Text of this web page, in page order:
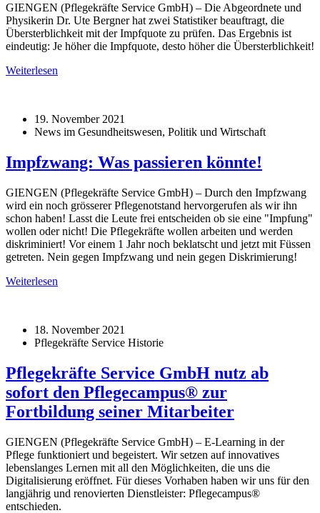
GIENGEN (Pflegekräfte Service GmbH) – Die Abgeordnete und
Physikerin Dr. Ute Bergner hat zwei Statistiker beauftragt, die
Übersterblichkeit mit der Impfquote zu prüfen. Das Ergebnis ist
eindeutig: Je höher die Impfquote, desto höher die Übersterblichkeit!
Weiterlesen
19. November 2021
News im Gesundheitswesen, Politik und Wirtschaft
Impfzwang: Was passieren könnte!
GIENGEN (Pflegekräfte Service GmbH) – Durch den Impfzwang
wird ein noch grösserer Pflegenotstand hervorgerufen als wir ihn
schon haben! Lasst die Leute frei entscheiden ob sie eine "Impfung"
wollen oder nicht! Die Pflegekräfte wollen arbeiten und werden
diskriminiert! Vor einem 1 Jahr noch beklatscht und jetzt mit Füssen
getreten. Nein gegen Impfzwang und nein gegen Diskrimierung!
Weiterlesen
18. November 2021
Pflegekräfte Service Historie
Pflegekräfte Service GmbH nutz ab
sofort den Pflegecampus® zur
Fortbildung seiner Mitarbeiter
GIENGEN (Pflegekräfte Service GmbH) – E-Learning in der
Pflege funktioniert und begeistert. Wir setzen auf innovatives
lebenslanges Lernen mit all den Möglichkeiten, die uns die
Digitalisierung eröffnet. Für dieses Vorhaben haben wir uns für den
langjährig und renovierten Dienstleister: Pflegecampus®
entschieden.